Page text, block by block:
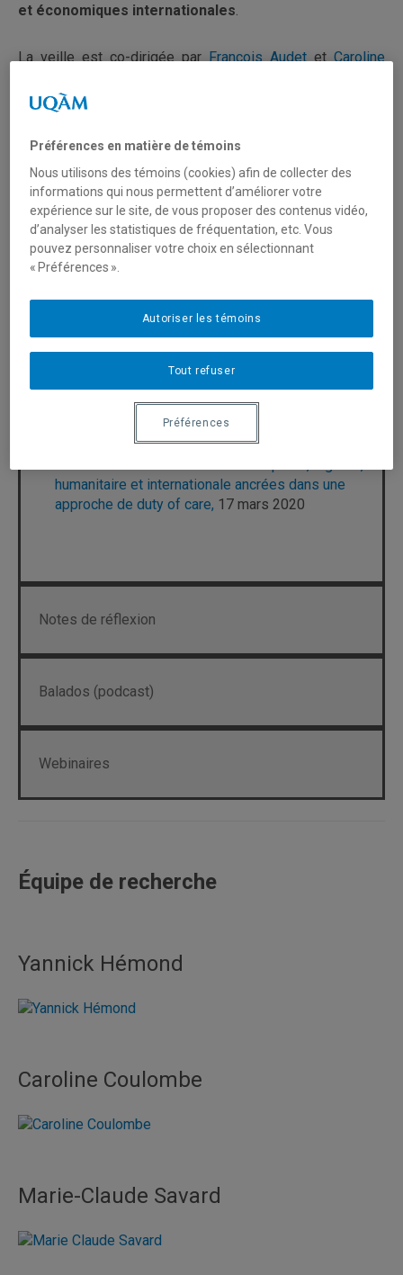
et économiques internationales.
La veille est co-dirigée parFrançois AudetetCaroline
Production
Cahiers de recherche
dans 8 pays – considérations pour le Québec,
mai 2020
Le Québec face à la COVID-19 : à quoi peut-on
mise en quarantaine nationale,
COVID-19 : Pratiques collaboratives améliorées
humanitaire et internationale ancrées dans une
approche de duty of care, 17 mars 2020
Notes de réflexion
Balados (podcast)
Webinaires
Équipe de recherche
Yannick Hémond
Caroline Coulombe
Marie-Claude Savard
Préférences en matière de témoins
Nous utilisons des témoins (cookies) afin de collecter des
informations qui nous permettent d’améliorer votre
expérience sur le site, de vous proposer des contenus vidéo,
d’analyser les statistiques de fréquentation, etc. Vous
pouvez personnaliser votre choix en sélectionnant
« Préférences ».
Tout refuser
Autoriser les témoins
Préférences